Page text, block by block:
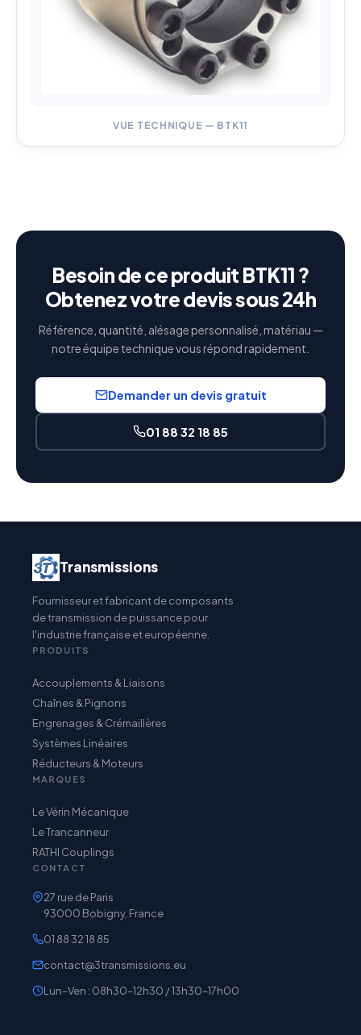
VUE TECHNIQUE — BTK11
Besoin de ce produit BTK11 ?
Obtenez votre devis sous 24h
Référence, quantité, alésage personnalisé, matériau —
notre équipe technique vous répond rapidement.
Demander un devis gratuit
01 88 32 18 85
Transmissions
Fournisseur et fabricant de composants
de transmission de puissance pour
l'industrie française et européenne.
PRODUITS
Accouplements & Liaisons
Chaînes & Pignons
Engrenages & Crémaillères
Systèmes Linéaires
Réducteurs & Moteurs
MARQUES
Le Vérin Mécanique
Le Trancanneur
RATHI Couplings
CONTACT
27 rue de Paris
93000 Bobigny, France
01 88 32 18 85
contact@3transmissions.eu
Lun–Ven : 08h30–12h30 / 13h30–17h00